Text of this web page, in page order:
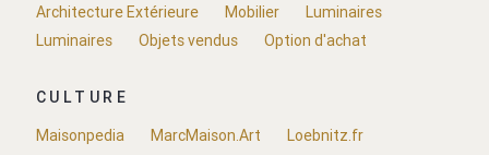
Architecture Extérieure
Mobilier
Luminaires
Luminaires
Objets vendus Option d'achat
CULTURE
Maisonpedia
MarcMaison.Art
Loebnitz.fr